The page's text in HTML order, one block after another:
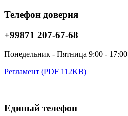
Телефон доверия
+99871 207-67-68
Понедельник - Пятница 9:00 - 17:00
Регламент (PDF 112KB)
Единый телефон